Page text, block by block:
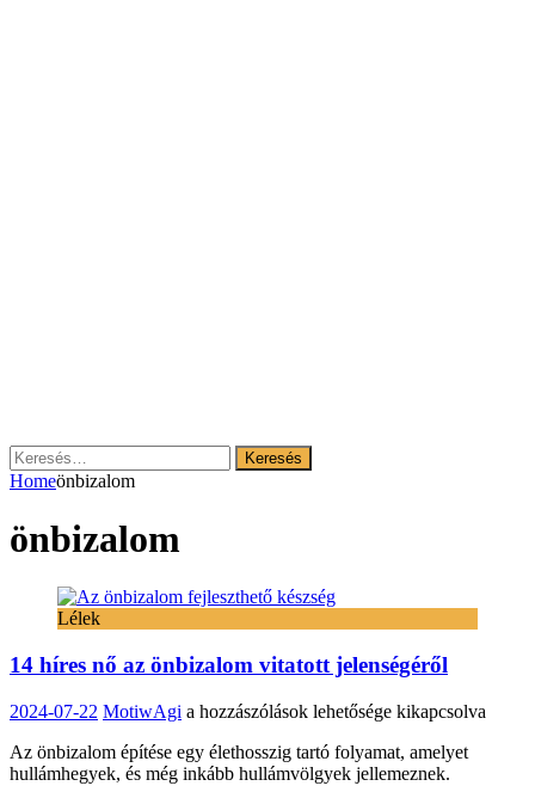
Keresés:
Homeönbizalom
önbizalom
Lélek
14 híres nő az önbizalom vitatott jelenségéről
2024-07-22 MotiwAgi 14
nő
az
a hozzászólások lehetősége kikapcsolva
Az önbizalom építése egy élethosszig tartó folyamat, amelyet
hullámhegyek, és még inkább hullámvölgyek jellemeznek.